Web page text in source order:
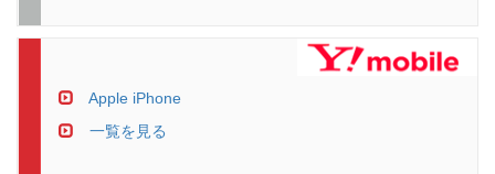
Apple iPhone
一覧を見る